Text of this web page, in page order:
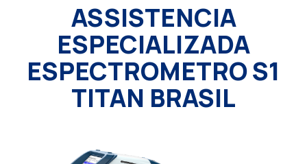
ASSISTENCIA
ESPECIALIZADA
ESPECTROMETRO S1
TITAN BRASIL